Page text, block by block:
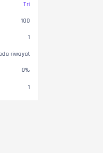
Tri
100
1
riwayat
0%
1